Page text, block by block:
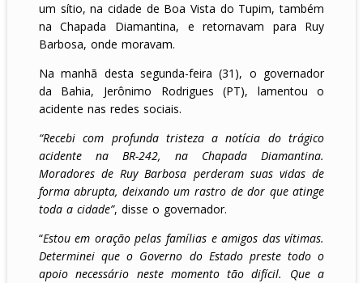
um sítio, na cidade de Boa Vista do Tupim, também
na Chapada Diamantina, e retornavam para Ruy
Barbosa, onde moravam.
Na manhã desta segunda-feira (31), o governador
da Bahia, Jerônimo Rodrigues (PT), lamentou o
acidente nas redes sociais.
“Recebi com profunda tristeza a notícia do trágico
acidente na BR-242, na Chapada Diamantina.
Moradores de Ruy Barbosa perderam suas vidas de
forma abrupta, deixando um rastro de dor que atinge
toda a cidade”, disse o governador.
“Estou em oração pelas famílias e amigos das vítimas.
Determinei que o Governo do Estado preste todo o
apoio necessário neste momento tão difícil. Que a